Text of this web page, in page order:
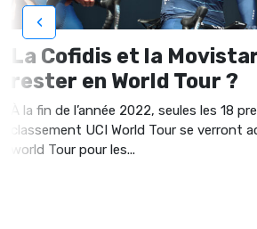
La Cofidis et la
rester en World Tour ?
À la fin de l’année 2022, seules les 18
classement UCI World Tour se verront
world Tour pour les...
‹